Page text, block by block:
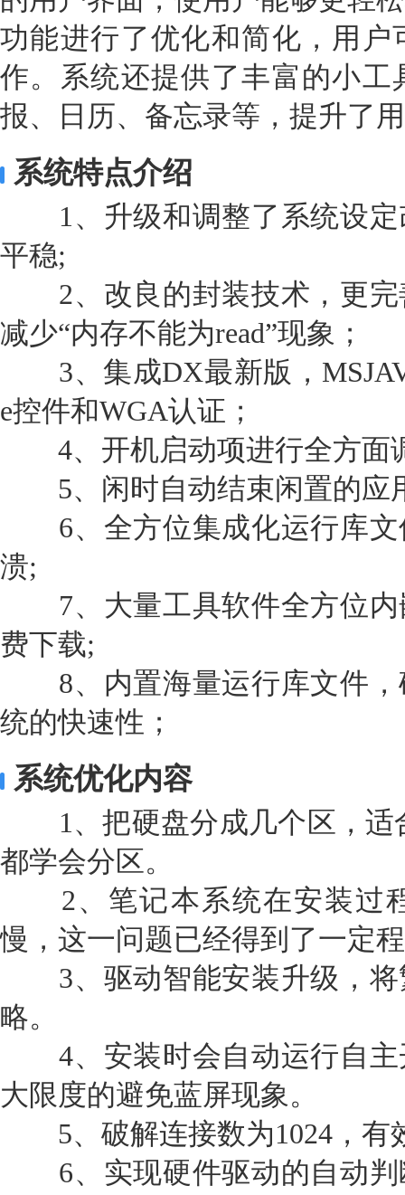
功能进行了优化和简化，用
作。系统还提供了丰富的小
报、日历、备忘录等，提升了
系统特点介绍
1、升级和调整了系统设定
平稳;
2、改良的封装技术，更完
减少“内存不能为read”现象；
3、集成DX最新版，
e控件和WGA认证；
4、开机启动项进行全方面
5、闲时自动结束闲置的应
6、全方位集成化运行库文
溃;
7、大量工具软件全方位内
费下载;
8、内置海量运行库文件，
统的快速性；
系统优化内容
1、把硬盘分成几个区，适
都学会分区。
2、笔记本系统在安装过
慢，这一问题已经得到了一定
3、驱动智能安装升级，将
略。
4、安装时会自动运行自主
大限度的避免蓝屏现象。
5、破解连接数为1024，有
6、实现硬件驱动的自动判